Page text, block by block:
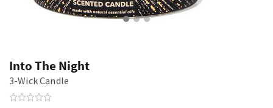
Into The Night
3-Wick Candle